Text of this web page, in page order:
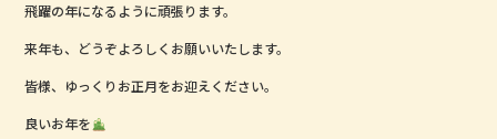
飛躍の年になるように頑張ります。
来年も、どうぞよろしくお願いいたします。
皆様、ゆっくりお正月をお迎えください。
良いお年を